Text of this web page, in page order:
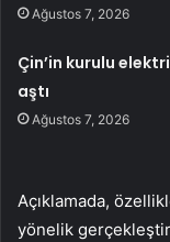
Ağustos 7, 2026
Çin’in kurulu
aştı
Ağustos 7, 2026
Açıklamada,
yönelik